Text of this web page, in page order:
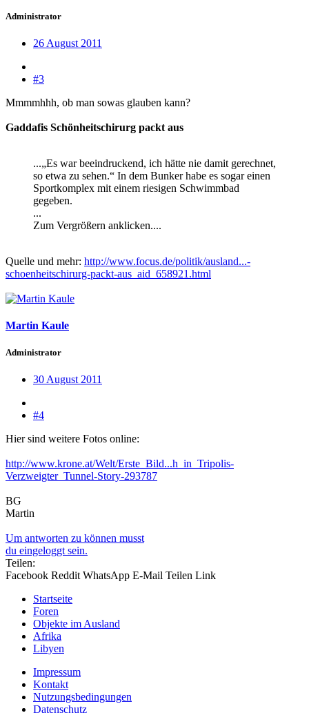
Administrator
26 August 2011
#3
Mmmmhhh, ob man sowas glauben kann?
Gaddafis Schönheitschirurg packt aus
...„Es war beeindruckend, ich hätte nie damit gerechnet,
so etwa zu sehen.“ In dem Bunker habe es sogar einen
Sportkomplex mit einem riesigen Schwimmbad
gegeben.
...
Zum Vergrößern anklicken....
Quelle und mehr: http://www.focus.de/politik/ausland...-
schoenheitschirurg-packt-aus_aid_658921.html
Martin Kaule
Administrator
30 August 2011
#4
Hier sind weitere Fotos online:
http://www.krone.at/Welt/Erste_Bild...h_in_Tripolis-
Verzweigter_Tunnel-Story-293787
BG
Martin
Um antworten zu können musst
du eingeloggt sein.
Teilen:
Facebook Reddit WhatsApp E-Mail Teilen Link
Startseite
Foren
Objekte im Ausland
Afrika
Libyen
Impressum
Kontakt
Nutzungsbedingungen
Datenschutz